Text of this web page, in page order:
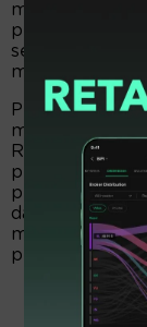
maksimal Rp3
persen dari
sedikit saham
mulai sejak 7
Perseroan
melakukan
Rp728,02
pelaksanaan
penurunan
dampak negatif
mengingat
perseroan.